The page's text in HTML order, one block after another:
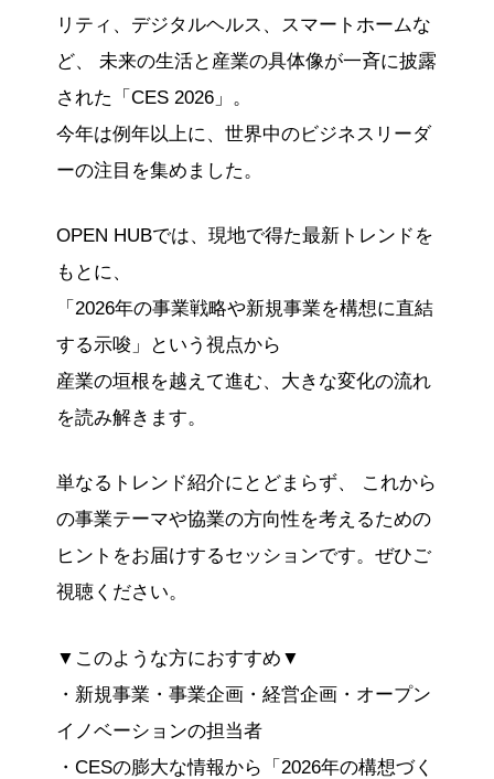
リティ、デジタルヘルス、スマートホームな
ど、 未来の生活と産業の具体像が一斉に披露
された「CES 2026」。
今年は例年以上に、世界中のビジネスリーダ
ーの注目を集めました。
OPEN HUBでは、現地で得た最新トレンドを
もとに、
「2026年の事業戦略や新規事業を構想に直結
する示唆」という視点から
産業の垣根を越えて進む、大きな変化の流れ
を読み解きます。
単なるトレンド紹介にとどまらず、 これから
の事業テーマや協業の方向性を考えるための
ヒントをお届けするセッションです。ぜひご
視聴ください。
▼このような方におすすめ▼
・新規事業・事業企画・経営企画・オープン
イノベーションの担当者
・CESの膨大な情報から「2026年の構想づく